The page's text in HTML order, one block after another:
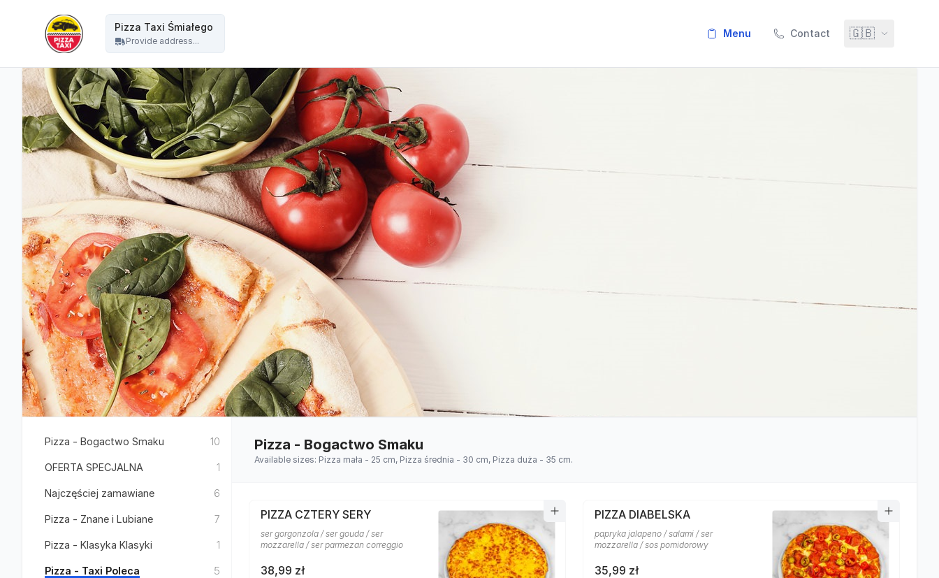
Pizza Taxi Śmiałego
Provide address...
menu Contact 🇬🇧
Pizza - Bogactwo Smaku 10
OFERTA SPECJALNA 1
Najczęściej zamawiane 6
Pizza - Znane i Lubiane 7
Pizza - Klasyka Klasyki 1
Pizza - Taxi Poleca 5
Pizza - Bogactwo Smaku
Available sizes: Pizza mała - 25 cm, Pizza średnia - 30 cm, Pizza duża - 35 cm.
PIZZA CZTERY SERY
ser gorgonzola / ser gouda / ser
mozzarella / ser parmezan correggio
38,99 zł
PIZZA DIABELSKA
papryka jalapeno / salami / ser
mozzarella / sos pomidorowy
35,99 zł